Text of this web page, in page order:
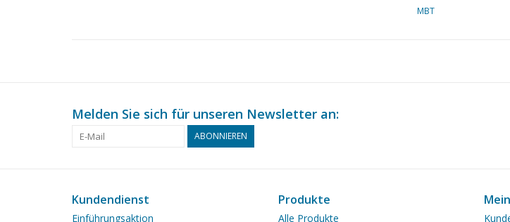
MBT
Melden Sie sich für unseren Newsletter an:
ABONNIEREN
Kundendienst
Einführungsaktion
Produkte
Alle Produkte